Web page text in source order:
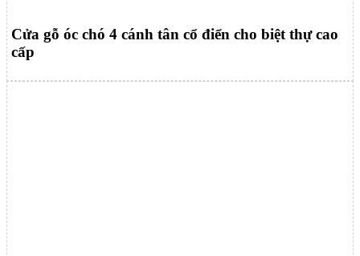
Cửa gỗ óc chó 4 cánh tân cổ điển cho biệt thự cao
cấp